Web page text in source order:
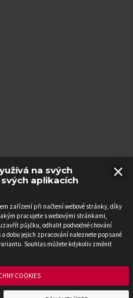
×
na svých
aplikacích
zařízení při načtení webové stránky, díky
pracujete s webovými stránkami,
půjčku, odhalit podvodné chování
dobu jejich zpracování naleznete popsané
Souhlas můžete kdykoliv změnit
COOKIES